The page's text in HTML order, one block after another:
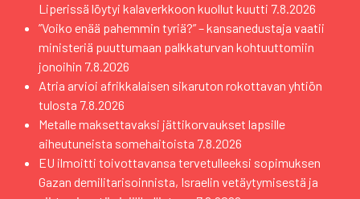
Liperissä löytyi kalaverkkoon kuollut kuutti 7.8.2026
”Voiko enää pahemmin tyriä?” – kansanedustaja vaatii
ministeriä puuttumaan palkkaturvan kohtuuttomiin
jonoihin 7.8.2026
Atria arvioi afrikkalaisen sikaruton rokottavan yhtiön
tulosta 7.8.2026
Metalle maksettavaksi jättikorvaukset lapsille
aiheutuneista somehaitoista 7.8.2026
EU ilmoitti toivottavansa tervetulleeksi sopimuksen
Gazan demilitarisoinnista, Israelin vetäytymisestä ja